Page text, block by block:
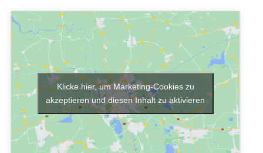
Klicke hier, um Marketing-Cookies zu
akzeptieren und diesen Inhalt zu aktivieren